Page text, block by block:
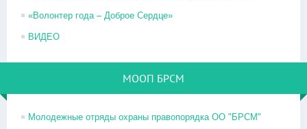
«Волонтер года – Доброе Сердце»
ВИДЕО
МООП БРСМ
Молодежные отряды охраны правопорядка ОО "БРСМ"